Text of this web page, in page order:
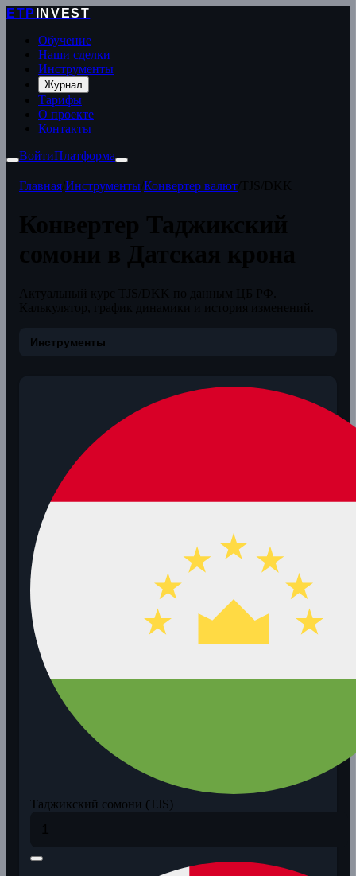
ETP
INVEST
Обучение
Наши сделки
Инструменты
Журнал
Тарифы
О проекте
Контакты
ВойтиПлатформа
Главная Инструменты Конвертер валют
Инструменты
Таджикский сомони (TJS)